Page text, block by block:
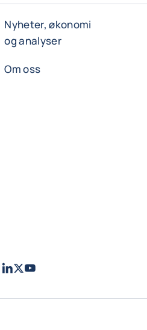
Nyheter, økonomi
og analyser
Om oss
LinkedIn
TwitterYoutube